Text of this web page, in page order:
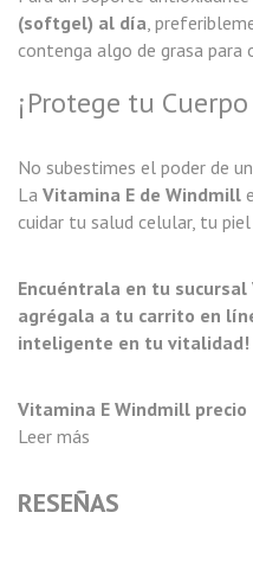
(softgel) al día ,
contenga algo de grasa para
¡Protege tu
No subestimes el poder de
La Vitamina E de Windmill
cuidar tu salud celular, tu
Encuéntrala en tu
agrégala a tu carrito en
inteligente en tu vitalidad!
Vitamina E Windmill precio
Leer más
RESEÑAS